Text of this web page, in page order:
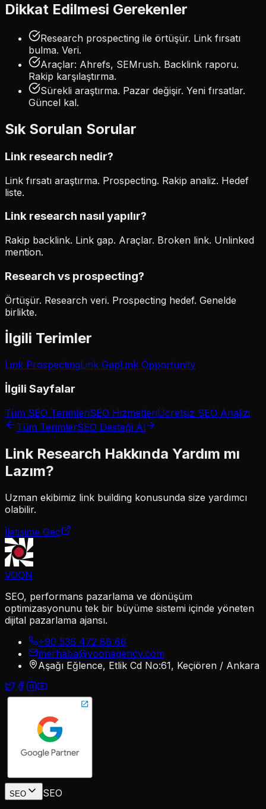
Dikkat Edilmesi Gerekenler
Research prospecting ile örtüşür. Link fırsatı
bulma. Veri.
Araçlar: Ahrefs, SEMrush. Backlink raporu.
Rakip karşılaştırma.
Sürekli araştırma. Pazar değişir. Yeni fırsatlar.
Güncel kal.
Sık Sorulan Sorular
Link research nedir?
Link fırsatı araştırma. Prospecting. Rakip analiz. Hedef
liste.
Link research nasıl yapılır?
Rakip backlink. Link gap. Araçlar. Broken link. Unlinked
mention.
Research vs prospecting?
Örtüşür. Research veri. Prospecting hedef. Genelde
birlikte.
İlgili Terimler
Link ProspectingLink GapLink Opportunity
İlgili Sayfalar
Tüm SEO TerimleriSEO HizmetleriÜcretsiz SEO Analizi
Tüm TerimlerSEO Desteği Al
Link Research Hakkında Yardım mı
Lazım?
Uzman ekibimiz link building konusunda size yardımcı
olabilir.
İletişime Geç
VOON
SEO, performans pazarlama ve dönüşüm
optimizasyonunu tek bir büyüme sistemi içinde yöneten
dijital pazarlama ajansı.
+90 536 472 86 66
merhaba@voonagency.com
Aşağı Eğlence, Etlik Cd No:61, Keçiören / Ankara
SEO
SEO